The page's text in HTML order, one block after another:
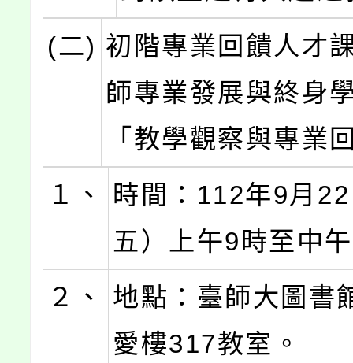
(二) 初階專業回饋人才
師專業發展與終身
「教學觀察與專業
１、
時間：112年9月
五）上午9時至中
２、
地點：臺師大圖書
愛樓317教室。